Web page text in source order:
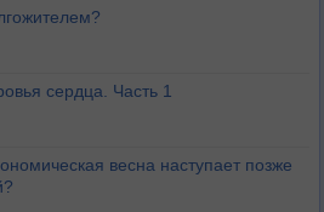
сердца. Часть 1
весна наступает позже